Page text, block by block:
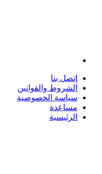
إتصل بنا
الشروط والقوانين
سياسة الخصوصية
مساعدة
الرئيسية